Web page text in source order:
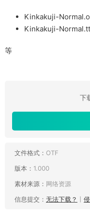
Kinkakuji-
Kinkakuji-
等
下
文件格式： OTF
版本： 1.000
素材来源： 网络资源
信息提交： 无法下载？